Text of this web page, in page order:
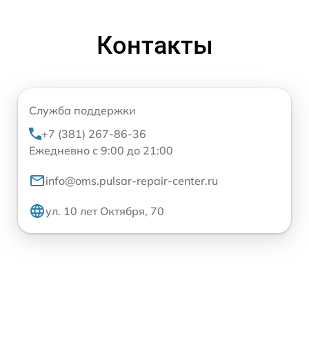
Контакты
Служба поддержки
+7 (381) 267-86-36
Ежедневно с 9:00 до 21:00
info@oms.pulsar-repair-center.ru
ул. 10 лет Октября, 70